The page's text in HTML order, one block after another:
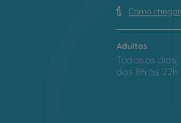
Como chegar
Adultos
Todos os dias,
das 8h às 22h